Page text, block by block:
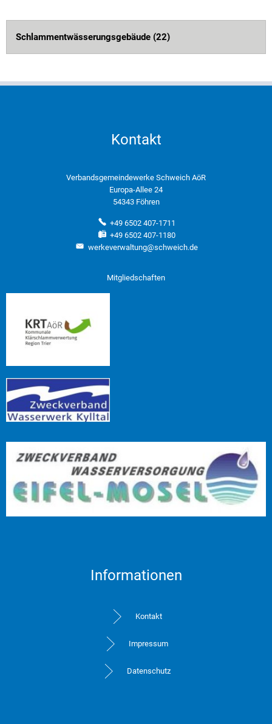
Schlammentwässerungsgebäude (22)
Kontakt
Verbandsgemeindewerke Schweich AöR
Europa-Allee 24
54343 Föhren
+49 6502 407-1711
+49 6502 407-1180
werkeverwaltung@schweich.de
Mitgliedschaften
Informationen
Kontakt
Impressum
Datenschutz